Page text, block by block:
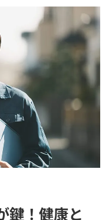
鍵！健康と